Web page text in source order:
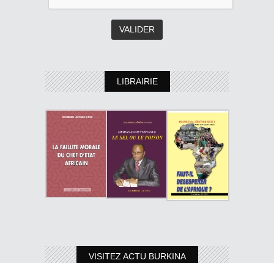
LIBRAIRIE
VISITEZ ACTU BURKINA